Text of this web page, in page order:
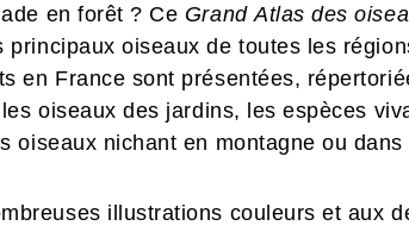
en forêt ? Ce Grand Atlas des
principaux oiseaux de toutes les
en France sont présentées,
oiseaux des jardins, les espèces
oiseaux nichant en montagne ou
illustrations couleurs et aux